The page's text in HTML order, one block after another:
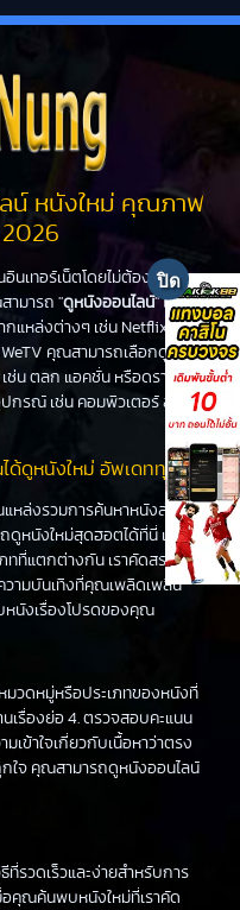
น์ หนังใหม่ คุณภาพ
นเทอร์เน็ตโดยไม่ต้องไปโรง
ามารถ "ดูหนังออนไลน์" ได้ที่
แหล่งต่างๆ เช่น Netflix,
คุณสามารถเลือกดูหนัง
ช่น ตลก แอคชั่น หรือดราม่า
รณ์ เช่น คอมพิวเตอร์ สมา
ด้ดูหนังใหม่ อัพเดททุกวัน
แหล่งรวมการค้นหาหนังล่าสุด
ถดูหนังใหม่สุดฮอตได้ที่นี่ เช่น
ทที่แตกต่างกัน เราคัดสรร
วามบันเทิงที่คุณเพลิดเพลิน
หนังเรื่องโปรดของคุณ
มวดหมู่หรือประเภทของหนังที่
เรื่องย่อ 4. ตรวจสอบคะแนน
เข้าใจเกี่ยวกับเนื้อหาว่าตรง
ใจ คุณสามารถดูหนังออนไลน์
ที่รวดเร็วและง่ายสำหรับการ
อคุณค้นพบหนังใหม่ที่เราคัด